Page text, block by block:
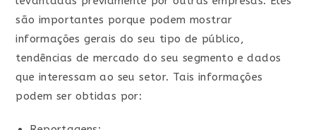
são importantes porque podem mostrar
informações gerais do seu tipo de público,
tendências de mercado do seu segmento e dados
que interessam ao seu setor. Tais informações
podem ser obtidas por: